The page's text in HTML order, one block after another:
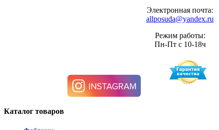
Электронная почта:
allposuda@yandex.ru
Режим работы:
Пн-Пт с 10-18ч
Каталог товаров